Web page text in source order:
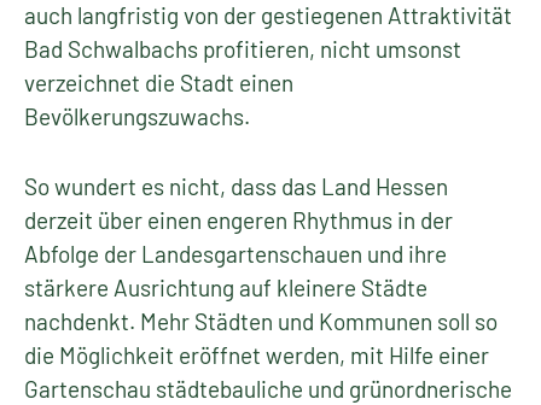
auch langfristig von der gestiegenen Attraktivität
Bad Schwalbachs profitieren, nicht umsonst
verzeichnet die Stadt einen
Bevölkerungszuwachs.
So wundert es nicht, dass das Land Hessen
derzeit über einen engeren Rhythmus in der
Abfolge der Landesgartenschauen und ihre
stärkere Ausrichtung auf kleinere Städte
nachdenkt. Mehr Städten und Kommunen soll so
die Möglichkeit eröffnet werden, mit Hilfe einer
Gartenschau städtebauliche und grünordnerische